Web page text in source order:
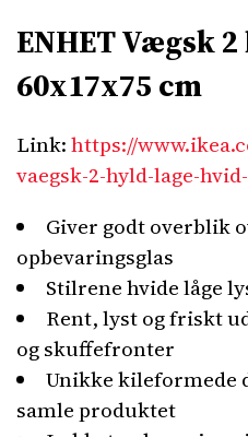
ENHET Vægsk
60x17x75 cm
Link:https://
vaegsk-2-hyld-lage-
Giver godt overblik
opbevaringsglas
Stilrene hvide låge
Rent, lyst og friskt
og skuffefronter
Unikke kileformede
samle produktet